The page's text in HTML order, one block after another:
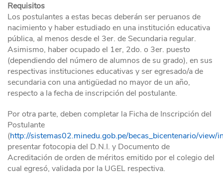
Requisitos
Los postulantes a estas becas deberán ser peruanos de
nacimiento y haber estudiado en una institución educativa
pública, al menos desde el 3er. de Secundaria regular.
Asimismo, haber ocupado el 1er, 2do. o 3er. puesto
(dependiendo del número de alumnos de su grado), en sus
respectivas instituciones educativas y ser egresado/a de
secundaria con una antigüedad no mayor de un año,
respecto a la fecha de inscripción del postulante.
Por otra parte, deben completar la Ficha de Inscripción del
Postulante
(http://sistemas02.minedu.gob.pe/becas_bicentenario/view/
presentar fotocopia del D.N.I. y Documento de
Acreditación de orden de méritos emitido por el colegio del
cual egresó, validada por la UGEL respectiva.